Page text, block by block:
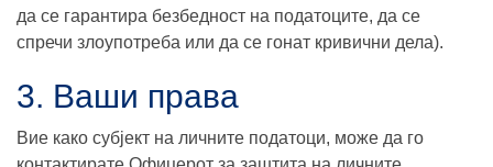
да се гарантира безбедност на податоците, да се
спречи злоупотреба или да се гонат кривични дела).
3. Ваши права
Вие како субјект на личните податоци, може да го